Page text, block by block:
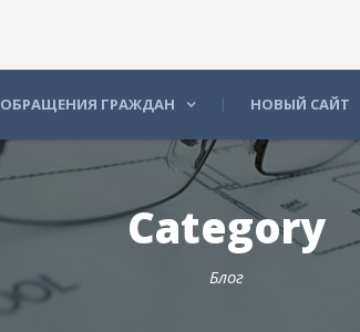
ОБРАЩЕНИЯ ГРАЖДАН НОВЫЙ САЙТ
Category
Блог